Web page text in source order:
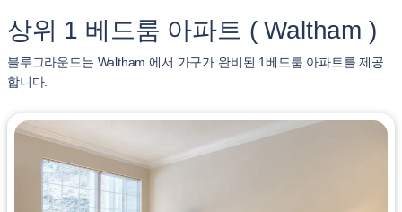
상위 1 베드룸 아파트 ( Waltham )
블루그라운드는 Waltham 에서 가구가 완비된 1베드룸 아파트를 제공
합니다.